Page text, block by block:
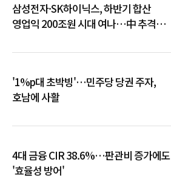
삼성전자·SK하이닉스, 하반기 합산
영업익 200조원 시대 여나…中 추격은
'1%p대 초박빙'…민주당 당권 주자,
호남에 사활
4대 금융 CIR 38.6%…판관비 증가에도
'효율성 방어'